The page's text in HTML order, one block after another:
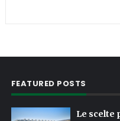
FEATURED POSTS
Le scelte